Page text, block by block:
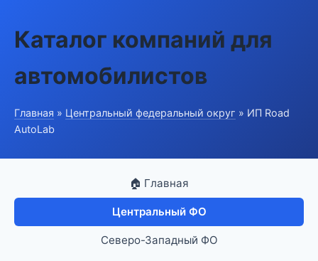
Каталог компаний для
автомобилистов
Главная » Центральный федеральный округ » ИП Road
AutoLab
🏠 Главная
Центральный ФО
Северо-Западный ФО